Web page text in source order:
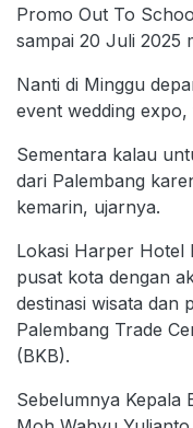
Promo Out To
sampai 20 Juli 2025
Nanti di Minggu
event wedding
Sementara kalau
dari Palembang
kemarin, ujarnya.
Lokasi Harper Hotel
pusat kota dengan
destinasi wisata dan
Palembang Trade
(BKB).
Sebelumnya Kepala